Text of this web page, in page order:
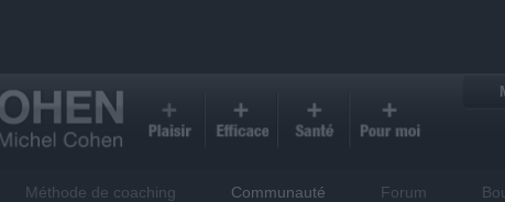
Méthode de coaching Communauté Forum